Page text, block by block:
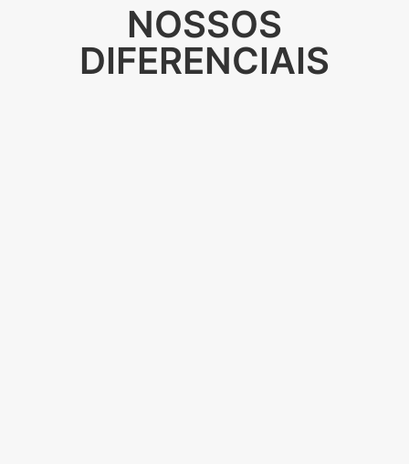
NOSSOS
DIFERENCIAIS